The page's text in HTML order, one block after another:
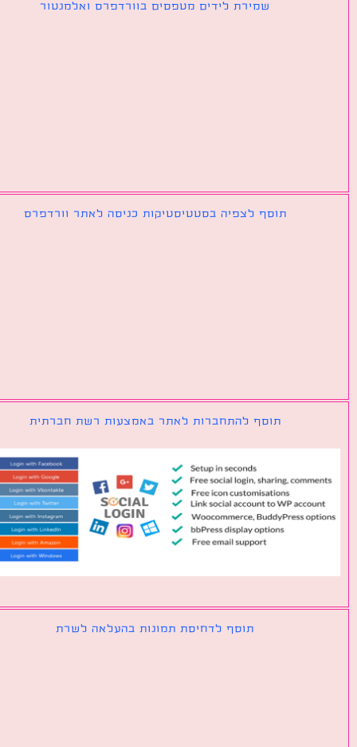
שמירת לידים מטפסים בוורדפרס ואלמנטור
תוסף לצפיה בסטטיסטיקות כניסה לאתר וורדפרס
תוסף להתחברות לאתר באמצעות רשת חברתית
תוסף לדחיסת תמונות בהעלאה לשרת